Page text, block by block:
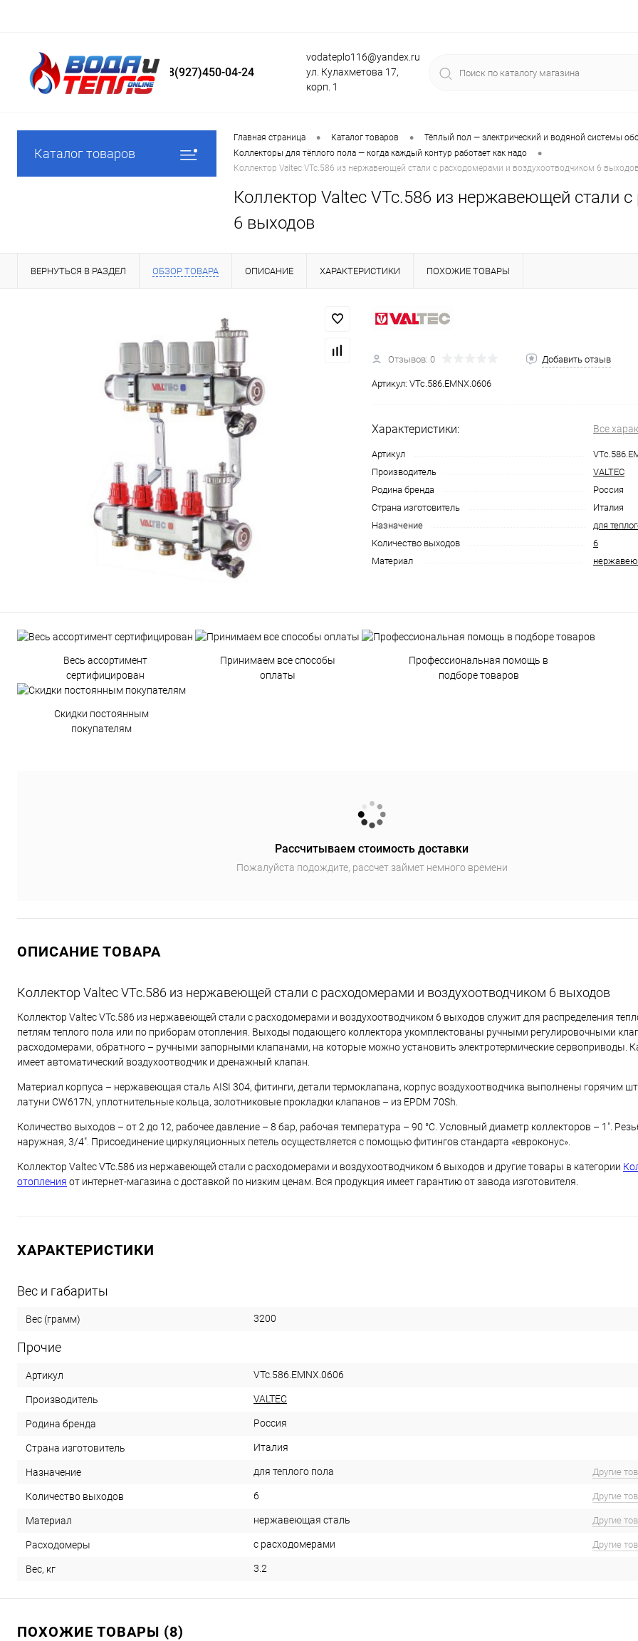
8(927)450-04-24
vodateplo116@yandex.ru
ул. Кулахметова 17,
корп. 1
Каталог товаров
Главная страница • Каталог товаров • Тёплый пол — электрический и водяной системы
Коллекторы для тёплого пола — когда каждый контур работает как надо •
Коллектор Valtec VTc.586 из нержавеющей стали с расходомерами и воздухоотводчиком 6 выходов
Коллектор Valtec VTc.586 из нержавеющей стали
6 выходов
ВЕРНУТЬСЯ В РАЗДЕЛ ОБЗОР ТОВАРА ОПИСАНИЕ ХАРАКТЕРИСТИКИ ПОХОЖИЕ ТОВАРЫ
Отзывов: 0 Добавить отзыв
Артикул: VTc.586.EMNX.0606
Характеристики: Все
Артикул
Производитель
VALTEC
Родина бренда
Россия
Страна изготовитель
Италия
Назначение
для
Количество выходов
6
Материал
Весь ассортимент
сертифицирован
Принимаем все способы
оплаты
Профессиональная помощь в
подборе товаров
Скидки постоянным
покупателям
Рассчитываем стоимость доставки
Пожалуйста подождите, рассчет займет немного времени
ОПИСАНИЕ ТОВАРА
Коллектор Valtec VTc.586 из нержавеющей стали с расходомерами и воздухоотводчиком 6 выходов
Коллектор Valtec VTc.586 из нержавеющей стали с расходомерами и воздухоотводчиком 6 выходов служит для распределения
петлям теплого пола или по приборам отопления. Выходы подающего коллектора укомплектованы ручными регулировочными
расходомерами, обратного – ручными запорными клапанами, на которые можно установить электротермические сервоприводы.
имеет автоматический воздухоотводчик и дренажный клапан.
Материал корпуса – нержавеющая сталь AISI 304, фитинги, детали термоклапана, корпус воздухоотводчика выполнены горячим
латуни CW617N, уплотнительные кольца, золотниковые прокладки клапанов – из EPDM 70Sh.
Количество выходов – от 2 до 12, рабочее давление – 8 бар, рабочая температура – 90 °С. Условный диаметр коллекторов – 1".
наружная, 3/4". Присоединение циркуляционных петель осуществляется с помощью фитингов стандарта «евроконус».
Коллектор Valtec VTc.586 из нержавеющей стали с расходомерами и воздухоотводчиком 6 выходов и другие товары в категории
отопления от интернет-магазина с доставкой по низким ценам. Вся продукция имеет гарантию от завода изготовителя.
ХАРАКТЕРИСТИКИ
Вес и габариты
Вес (грамм) 3200
Прочие
Артикул VTc.586.EMNX.0606
Производитель VALTEC
Родина бренда Россия
Страна изготовитель Италия
Назначение для теплого пола Другие
Количество выходов 6 Другие
Материал нержавеющая сталь Другие
Расходомеры с расходомерами Другие
Вес, кг 3.2
ПОХОЖИЕ ТОВАРЫ (8)